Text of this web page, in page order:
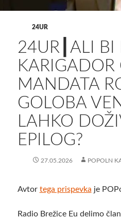
24UR
24UR┃ALI BI
MANDATA
GOLOBA
LAHKO
EPILOG?
27.05.2026 POPOLN
Avtor tega prispevka je
Radio Brežice Eu delimo